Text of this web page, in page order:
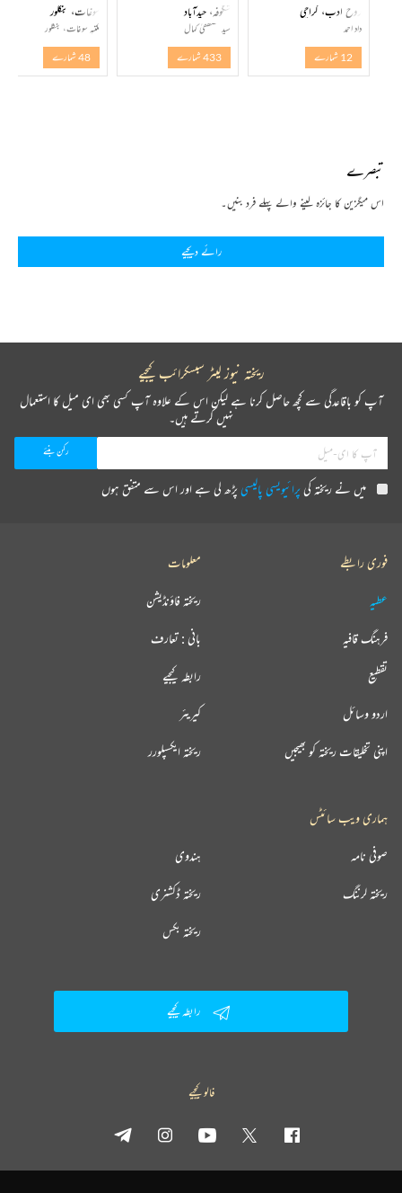
روح ادب، کراچی
داد احمد
12 شمارے
شگوفہ، حیدآباد
سید مصطفیٰ کمال
433 شمارے
سوغات، بنگلور
مکتبہ سوغات، بنگلور
48 شمارے
تبصرے
اس میگزین کا جائزہ لینے والے پہلے فرد بنیں۔
رائے دیجیے
ریختہ نیوز لیٹر سبسکرائب کیجیے
آپ کو باقاعدگی سے کچھ حاصل کرنا ہے لیکن اس کے علاوہ آپ کسی بھی ای میل کا استعمال
نہیں کرتے ہیں۔
میں نے ریختہ کیپرائیویسی پالیسیپڑھ لی ہے اور اس سے متفق ہوں
فوری رابطے
عطیہ
فرہنگ قافیہ
تقطیع
اردو وسائل
اپنی تخلیقات ریختہ کو بھیجیں
معلومات
ریختہ فاؤنڈیشن
بانی : تعارف
رابطہ کیجیے
کیریئر
ریختہ ایکسپلورر
ہماری ویب سائٹس
ہندوی صوفی نامہ
ریختہ ڈکشنری ریختہ لرننگ
ریختہ بکس
رابطہ کیجیے
فالو کیجیے